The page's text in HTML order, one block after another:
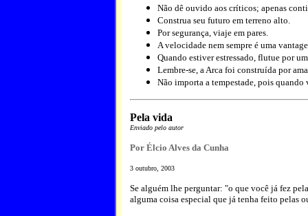
Não dê ouvido aos críticos; apenas
Construa seu futuro em terreno alto.
Por segurança, viaje em pares.
A velocidade nem sempre é uma
Quando estiver estressado, flutue por
Lembre-se, a Arca foi construída por
Não importa a tempestade, pois quando
Pela vida
Enviado pelo autor
Por Élcio Alves da Cunha
3 outubro, 2003
Se alguém lhe perguntar: "o que você já fez
alguma coisa especial que já tenha feito pelas